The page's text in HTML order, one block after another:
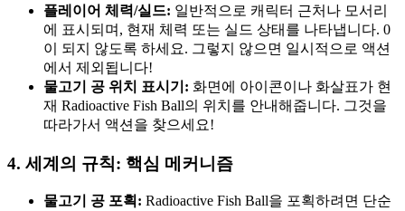
플레이어 체력/실드: 일반적으로 캐릭터 근처나 모서리
에 표시되며, 현재 체력 또는 실드 상태를 나타냅니다. 0
이 되지 않도록 하세요. 그렇지 않으면 일시적으로 액션
에서 제외됩니다!
물고기 공 위치 표시기: 화면에 아이콘이나 화살표가 현
재 Radioactive Fish Ball의 위치를 안내해줍니다. 그것을
따라가서 액션을 찾으세요!
4. 세계의 규칙: 핵심 메커니즘
물고기 공 포획: Radioactive Fish Ball을 포획하려면 단순